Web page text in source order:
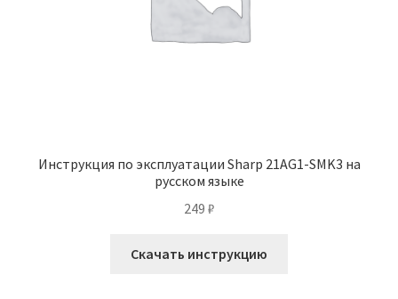
Инструкция по эксплуатации Sharp 21AG1-SMK3 на
русском языке
249 ₽
Скачать инструкцию